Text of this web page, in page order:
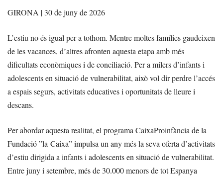
GIRONA | 30 de juny de 2026
L’estiu no és igual per a tothom. Mentre moltes famílies gaudeixen
de les vacances, d’altres afronten aquesta etapa amb més
dificultats econòmiques i de conciliació. Per a milers d’infants i
adolescents en situació de vulnerabilitat, això vol dir perdre l’accés
a espais segurs, activitats educatives i oportunitats de lleure i
descans.
Per abordar aquesta realitat, el programa CaixaProinfància de la
Fundació ”la Caixa” impulsa un any més la seva oferta d’activitats
d’estiu dirigida a infants i adolescents en situació de vulnerabilitat.
Entre juny i setembre, més de 30.000 menors de tot Espanya